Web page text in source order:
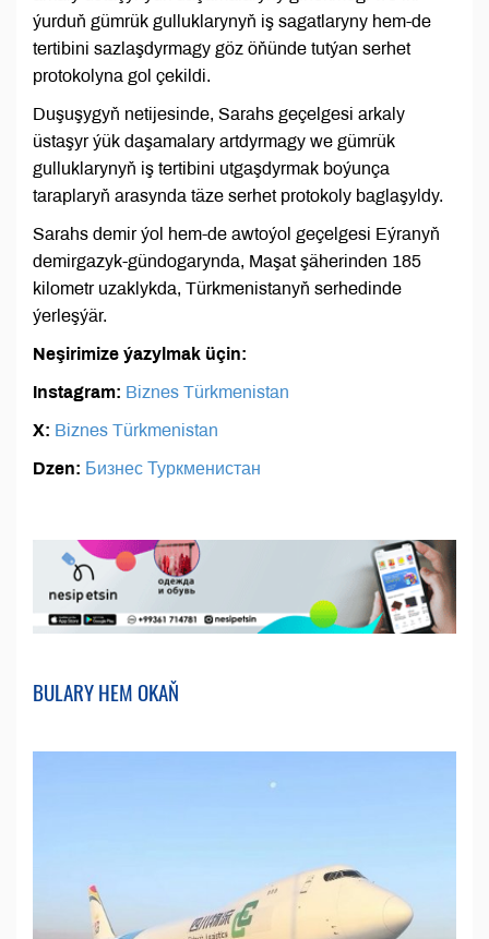
ýurduň gümrük gulluklarynyň iş sagatlaryny hem-de
tertibini sazlaşdyrmagy göz öňünde tutýan serhet
protokolyna gol çekildi.
Duşuşygyň netijesinde, Sarahs geçelgesi arkaly
üstaşyr ýük daşamalary artdyrmagy we gümrük
gulluklarynyň iş tertibini utgaşdyrmak boýunça
taraplaryň arasynda täze serhet protokoly baglaşyldy.
Sarahs demir ýol hem-de awtoýol geçelgesi Eýranyň
demirgazyk-gündogarynda, Maşat şäherinden 185
kilometr uzaklykda, Türkmenistanyň serhedinde
ýerleşýär.
Neşirimize ýazylmak üçin:
Instagram: Biznes Türkmenistan
X: Biznes Türkmenistan
Dzen: Бизнес Туркменистан
BULARY HEM OKAŇ